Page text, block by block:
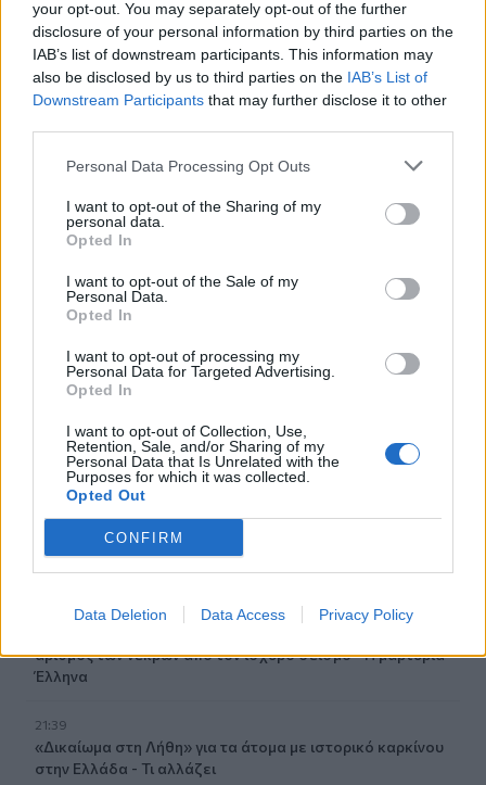
your opt-out. You may separately opt-out of the further
disclosure of your personal information by third parties on the
IAB’s list of downstream participants. This information may
also be disclosed by us to third parties on the IAB’s List of
Downstream Participants that may further disclose it to other
Personal Data Processing Opt Outs
I want to opt-out of the Sharing of my
personal data.
Opted In
I want to opt-out of the Sale of my
Personal Data.
Opted In
I want to opt-out of processing my
Personal Data for Targeted Advertising.
Opted In
I want to opt-out of Collection, Use,
Retention, Sale, and/or Sharing of my
Personal Data that Is Unrelated with the
Purposes for which it was collected.
Opted Out
CONFIRM
Data Deletion Data Access Privacy Policy
ΣΧΕΤΙΚΆ TAGS
Απόπειρα Ανθρωποκτονίας Προφυλάκιση
Μεσαρά
Ένταση
Δικαστήρια Ηράκλειο
Γίνε ο ρεπόρτερ του CRETALIVE
Ροή ειδήσεων Δημοφιλή
22:03
Σούπερ Καπ: Sold out ο ΟΦΗ, αλλά υπάρχει κόσμος
χωρίς «μαγικό χαρτάκι» – Τι γίνεται με τα εισιτήρια της
ΑΕΚ;
Καβάλα: Έσβησε η φωτιά στο Κοκκινόχωμα
αριθμός των νεκρών από τον ισχυρό σεισμό - Η μαρτυρία
Έλληνα
21:39
«Δικαίωμα στη Λήθη» για τα άτομα με ιστορικό καρκίνου
στην Ελλάδα - Τι αλλάζει